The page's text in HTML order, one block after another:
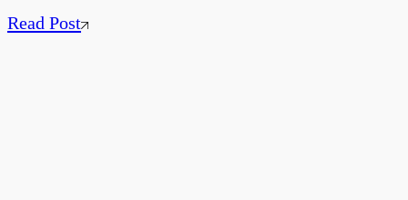
Read Post